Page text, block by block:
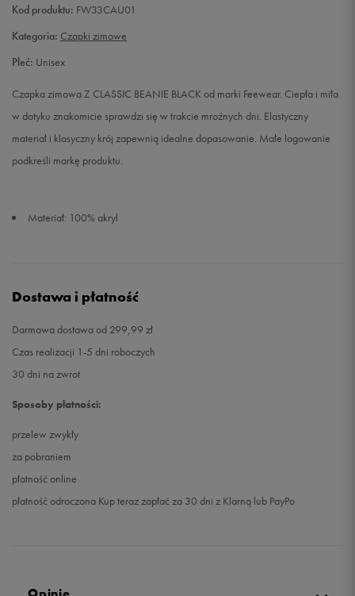
Kod produktu: FW33CAU01
Kategoria: Czapki zimowe
Płeć: Unisex
Czapka zimowa Z CLASSIC BEANIE BLACK od marki Feewear. Ciepła i miła
w dotyku znakomicie sprawdzi się w trakcie mroźnych dni. Elastyczny
materiał i klasyczny krój zapewnią idealne dopasowanie. Małe logowanie
podkreśli markę produktu.
Materiał: 100% akryl
Dostawa i płatność
Darmowa dostawa od 299,99 zł
Czas realizacji 1-5 dni roboczych
30 dni na zwrot
Sposoby płatności:
przelew zwykły
za pobraniem
płatność online
płatność odroczona Kup teraz zapłać za 30 dni z Klarną lub PayPo